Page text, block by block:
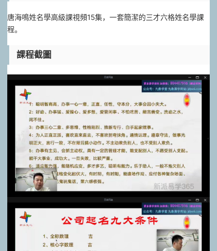
唐海鳴姓名學高級課視頻15集，一套簡潔的三才六格姓名學課
程。
課程截圖